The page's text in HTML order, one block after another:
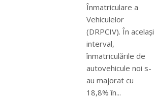
Înmatriculare a
Vehiculelor
(DRPCIV). În același
interval,
înmatriculările de
autovehicule noi s-
au majorat cu
18,8% în...